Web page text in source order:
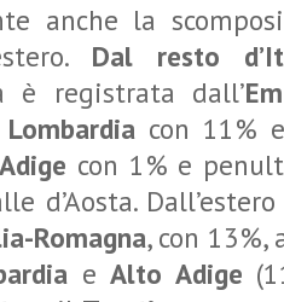
anche la
Dal resto
è registrata dall’
Lombardia con 11%
con 1% e
d’Aosta.
Romagna, con
eAlto Adige